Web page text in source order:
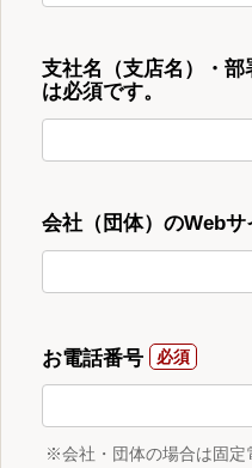
支社名（支店名）・
は必須です。
会社（団体）のWebサ
お電話番号
※会社・団体の場合は固定